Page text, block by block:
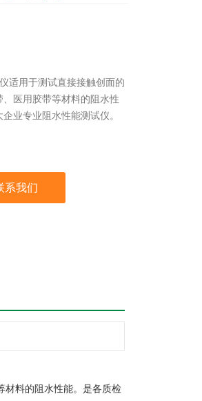
适用于测试直接接触创面的
医用胶带等材料的阻水性
业专业阻水性能测试仪。
系我们
材料的阻水性能。是各质检